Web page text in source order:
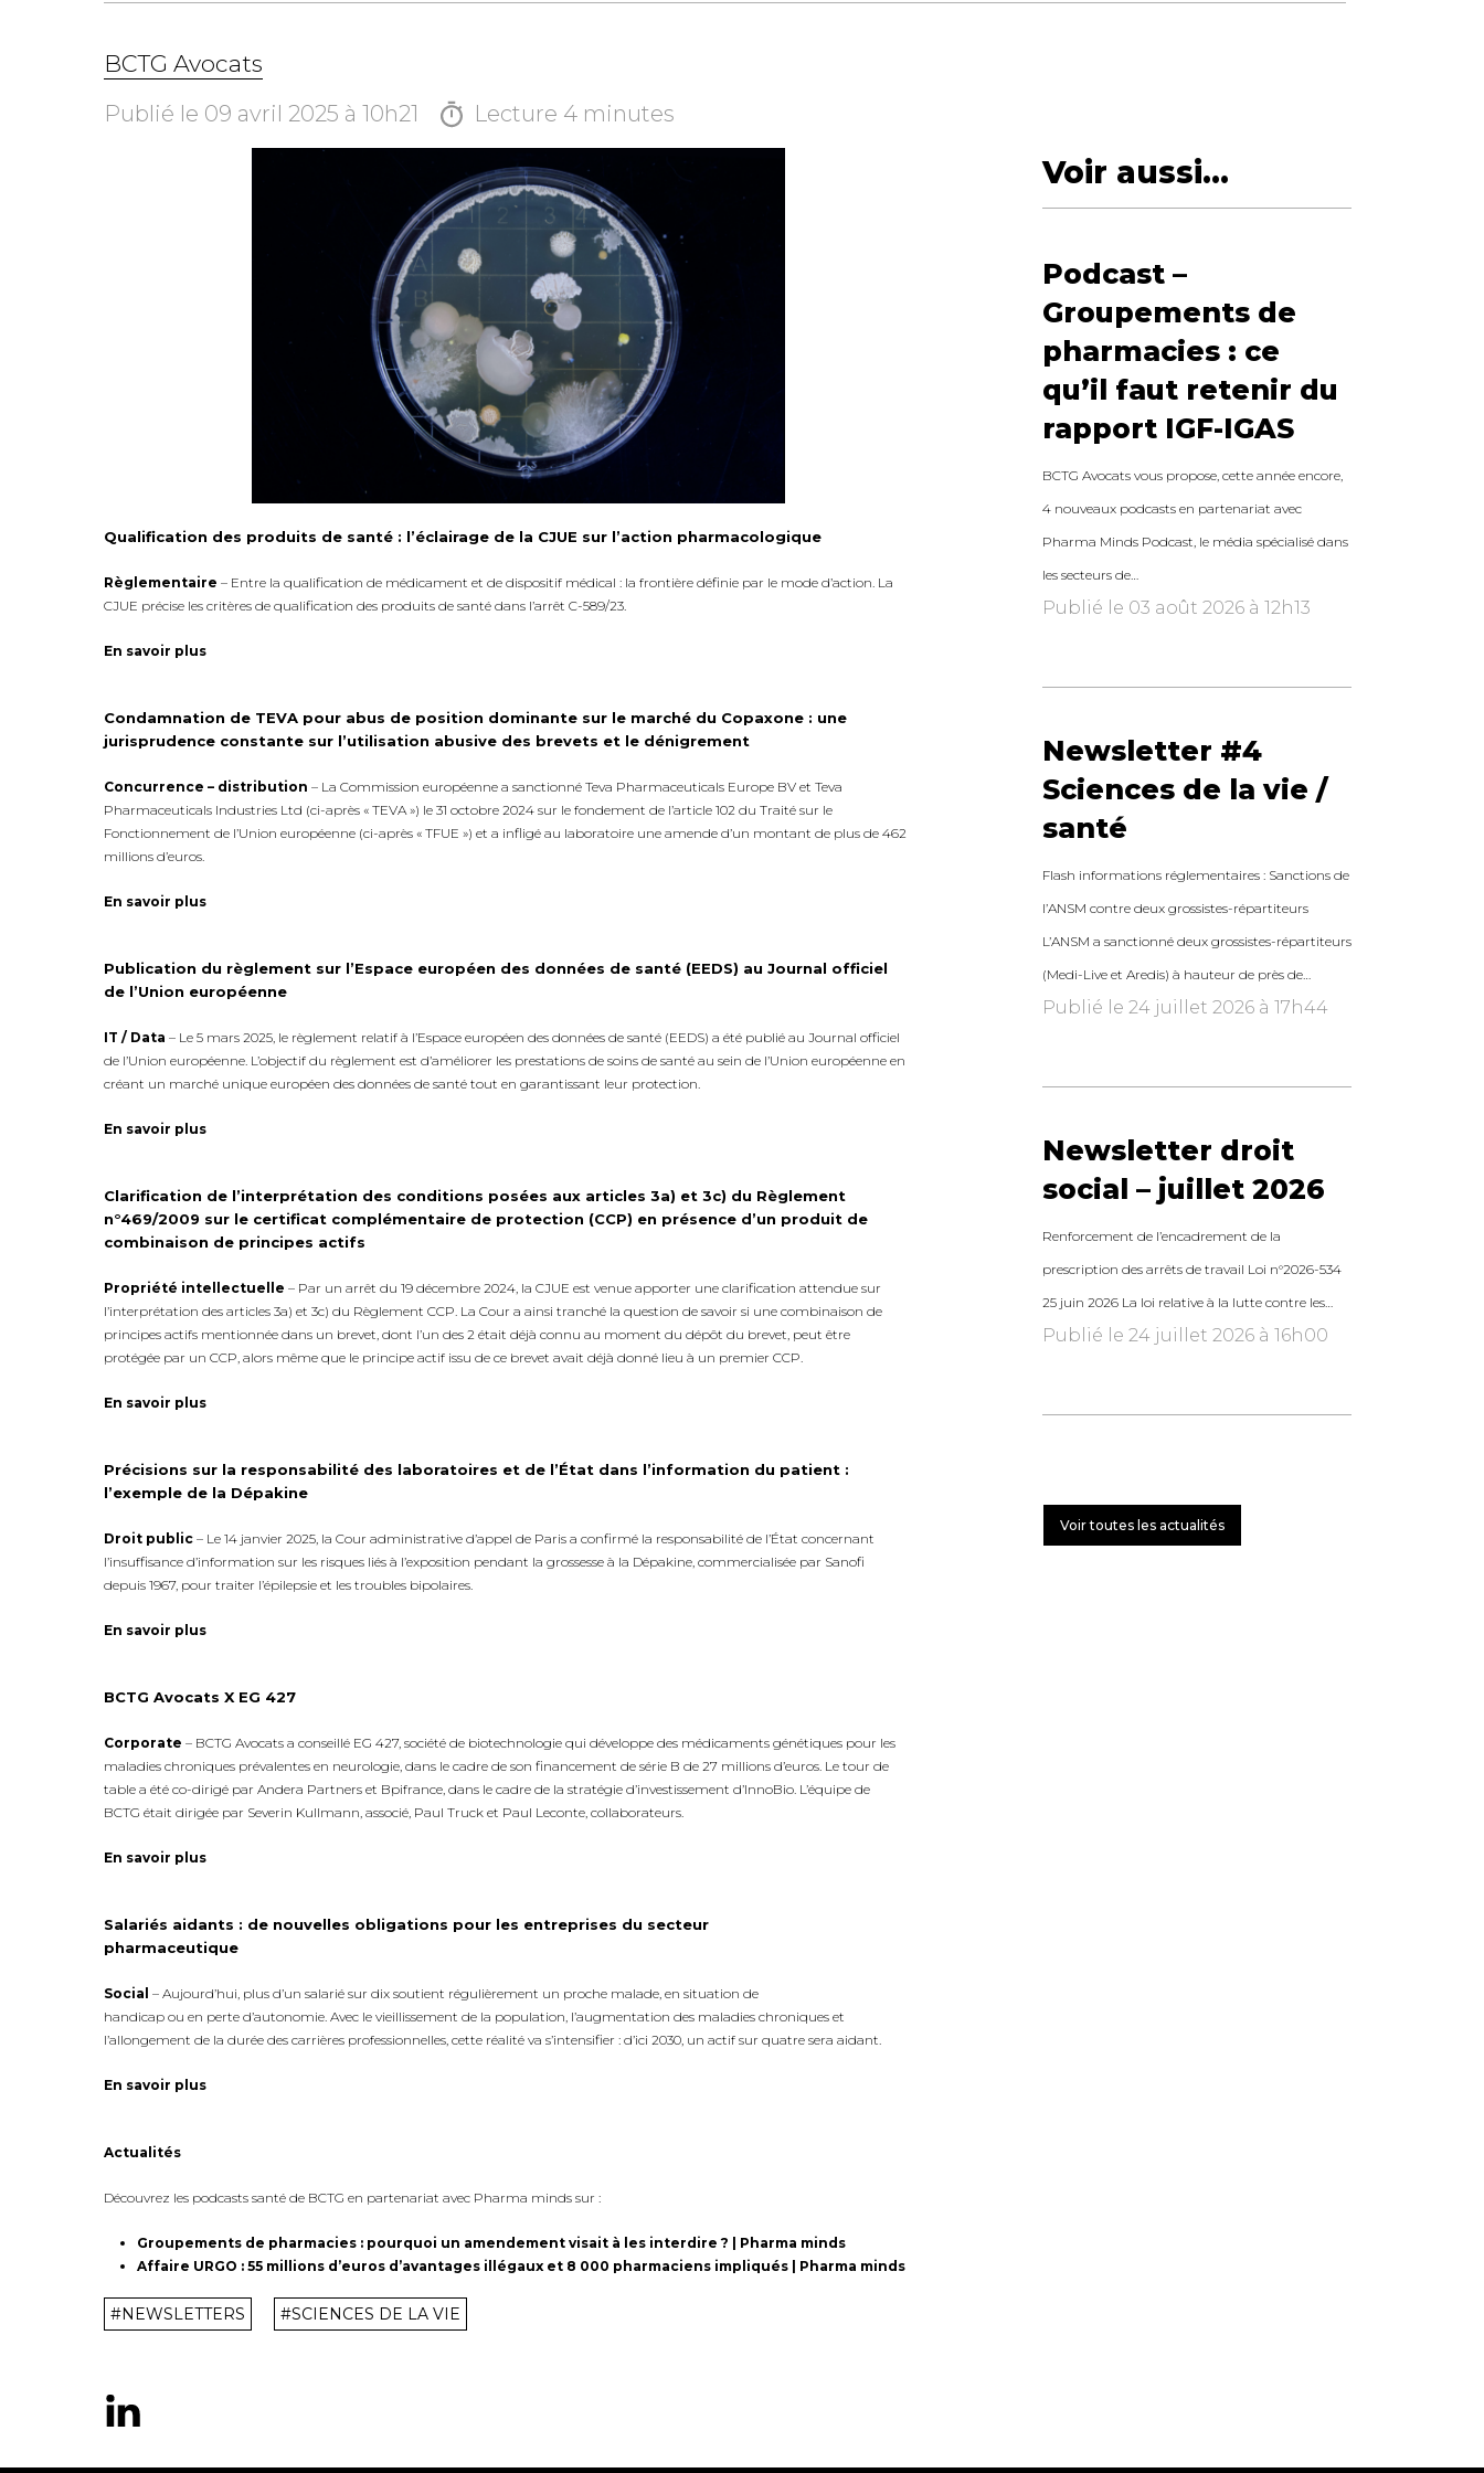
53 rue des Belles Feuilles
BCTG Avocats
Publié le 09 avril 2025 à 10h21 Lecture 4 minutes
Qualification des produits de santé : l’éclairage de la CJUE sur l’action pharmacologique
Règlementaire – Entre la qualification de médicament et de dispositif médical : la frontière définie par le mode d’action. La
CJUE précise les critères de qualification des produits de santé dans l’arrêt C-589/23.
En savoir plus
Condamnation de TEVA pour abus de position dominante sur le marché du Copaxone : une
jurisprudence constante sur l’utilisation abusive des brevets et le dénigrement
Concurrence – distribution – La Commission européenne a sanctionné Teva Pharmaceuticals Europe BV et Teva
Pharmaceuticals Industries Ltd (ci-après « TEVA ») le 31 octobre 2024 sur le fondement de l’article 102 du Traité sur le
Fonctionnement de l’Union européenne (ci-après « TFUE ») et a infligé au laboratoire une amende d’un montant de plus de 462
millions d’euros.
En savoir plus
Publication du règlement sur l’Espace européen des données de santé (EEDS) au Journal officiel
de l’Union européenne
IT / Data – Le 5 mars 2025, le règlement relatif à l’Espace européen des données de santé (EEDS) a été publié au Journal officiel
de l’Union européenne. L’objectif du règlement est d’améliorer les prestations de soins de santé au sein de l’Union européenne en
créant un marché unique européen des données de santé tout en garantissant leur protection.
En savoir plus
Clarification de l’interprétation des conditions posées aux articles 3a) et 3c) du Règlement
n°469/2009 sur le certificat complémentaire de protection (CCP) en présence d’un produit de
combinaison de principes actifs
Propriété intellectuelle– Par un arrêt du 19 décembre 2024, la CJUE est venue apporter une clarification attendue sur
l’interprétation des articles 3a) et 3c) du Règlement CCP. La Cour a ainsi tranché la question de savoir si une combinaison de
principes actifs mentionnée dans un brevet, dont l’un des 2 était déjà connu au moment du dépôt du brevet, peut être
protégée par un CCP, alors même que le principe actif issu de ce brevet avait déjà donné lieu à un premier CCP.
En savoir plus
Précisions sur la responsabilité des laboratoires et de l’État dans l’information du patient :
l’exemple de la Dépakine
Droit public– Le 14 janvier 2025, la Cour administrative d’appel de Paris a confirmé la responsabilité de l’État concernant
l’insuffisance d’information sur les risques liés à l’exposition pendant la grossesse à la Dépakine, commercialisée par Sanofi
depuis 1967, pour traiter l’épilepsie et les troubles bipolaires.
En savoir plus
BCTG Avocats X EG 427
Corporate – BCTG Avocats a conseillé EG 427, société de biotechnologie qui développe des médicaments génétiques pour les
maladies chroniques prévalentes en neurologie, dans le cadre de son financement de série B de 27 millions d’euros. Le tour de
table a été co-dirigé par Andera Partners et Bpifrance, dans le cadre de la stratégie d’investissement d’InnoBio. L’équipe de
BCTG était dirigée par Severin Kullmann, associé, Paul Truck et Paul Leconte, collaborateurs.
En savoir plus
Salariés aidants : de nouvelles obligations pour les entreprises du secteur
pharmaceutique
Social– Aujourd’hui, plus d’un salarié sur dix soutient régulièrement un proche malade, en situation de
handicap ou en perte d’autonomie. Avec le vieillissement de la population, l’augmentation des maladies chroniques et
l’allongement de la durée des carrières professionnelles, cette réalité va s’intensifier : d’ici 2030, un actif sur quatre sera aidant.
En savoir plus
Actualités
Découvrez les podcasts santé de BCTG en partenariat avec Pharma minds sur :
Groupements de pharmacies : pourquoi un amendement visait à les interdire ? | Pharma minds
Affaire URGO : 55 millions d’euros d’avantages illégaux et 8 000 pharmaciens impliqués | Pharma minds
#NEWSLETTERS #SCIENCES DE LA VIE
Voir aussi...
Podcast –
Groupements de
pharmacies : ce
qu’il faut retenir du
rapport IGF-IGAS
BCTG Avocats vous propose, cette année encore,
4 nouveaux podcasts en partenariat avec
Pharma Minds Podcast, le média spécialisé dans
les secteurs de…
Publié le 03 août 2026 à 12h13
Newsletter #4
Sciences de la vie /
santé
Flash informations réglementaires : Sanctions de
l’ANSM contre deux grossistes-répartiteurs
L’ANSM a sanctionné deux grossistes-répartiteurs
(Medi-Live et Aredis) à hauteur de près de…
Publié le 24 juillet 2026 à 17h44
Newsletter droit
social – juillet 2026
Renforcement de l’encadrement de la
prescription des arrêts de travail Loi n°2026-534
25 juin 2026 La loi relative à la lutte contre les…
Publié le 24 juillet 2026 à 16h00
Voir toutes les actualités